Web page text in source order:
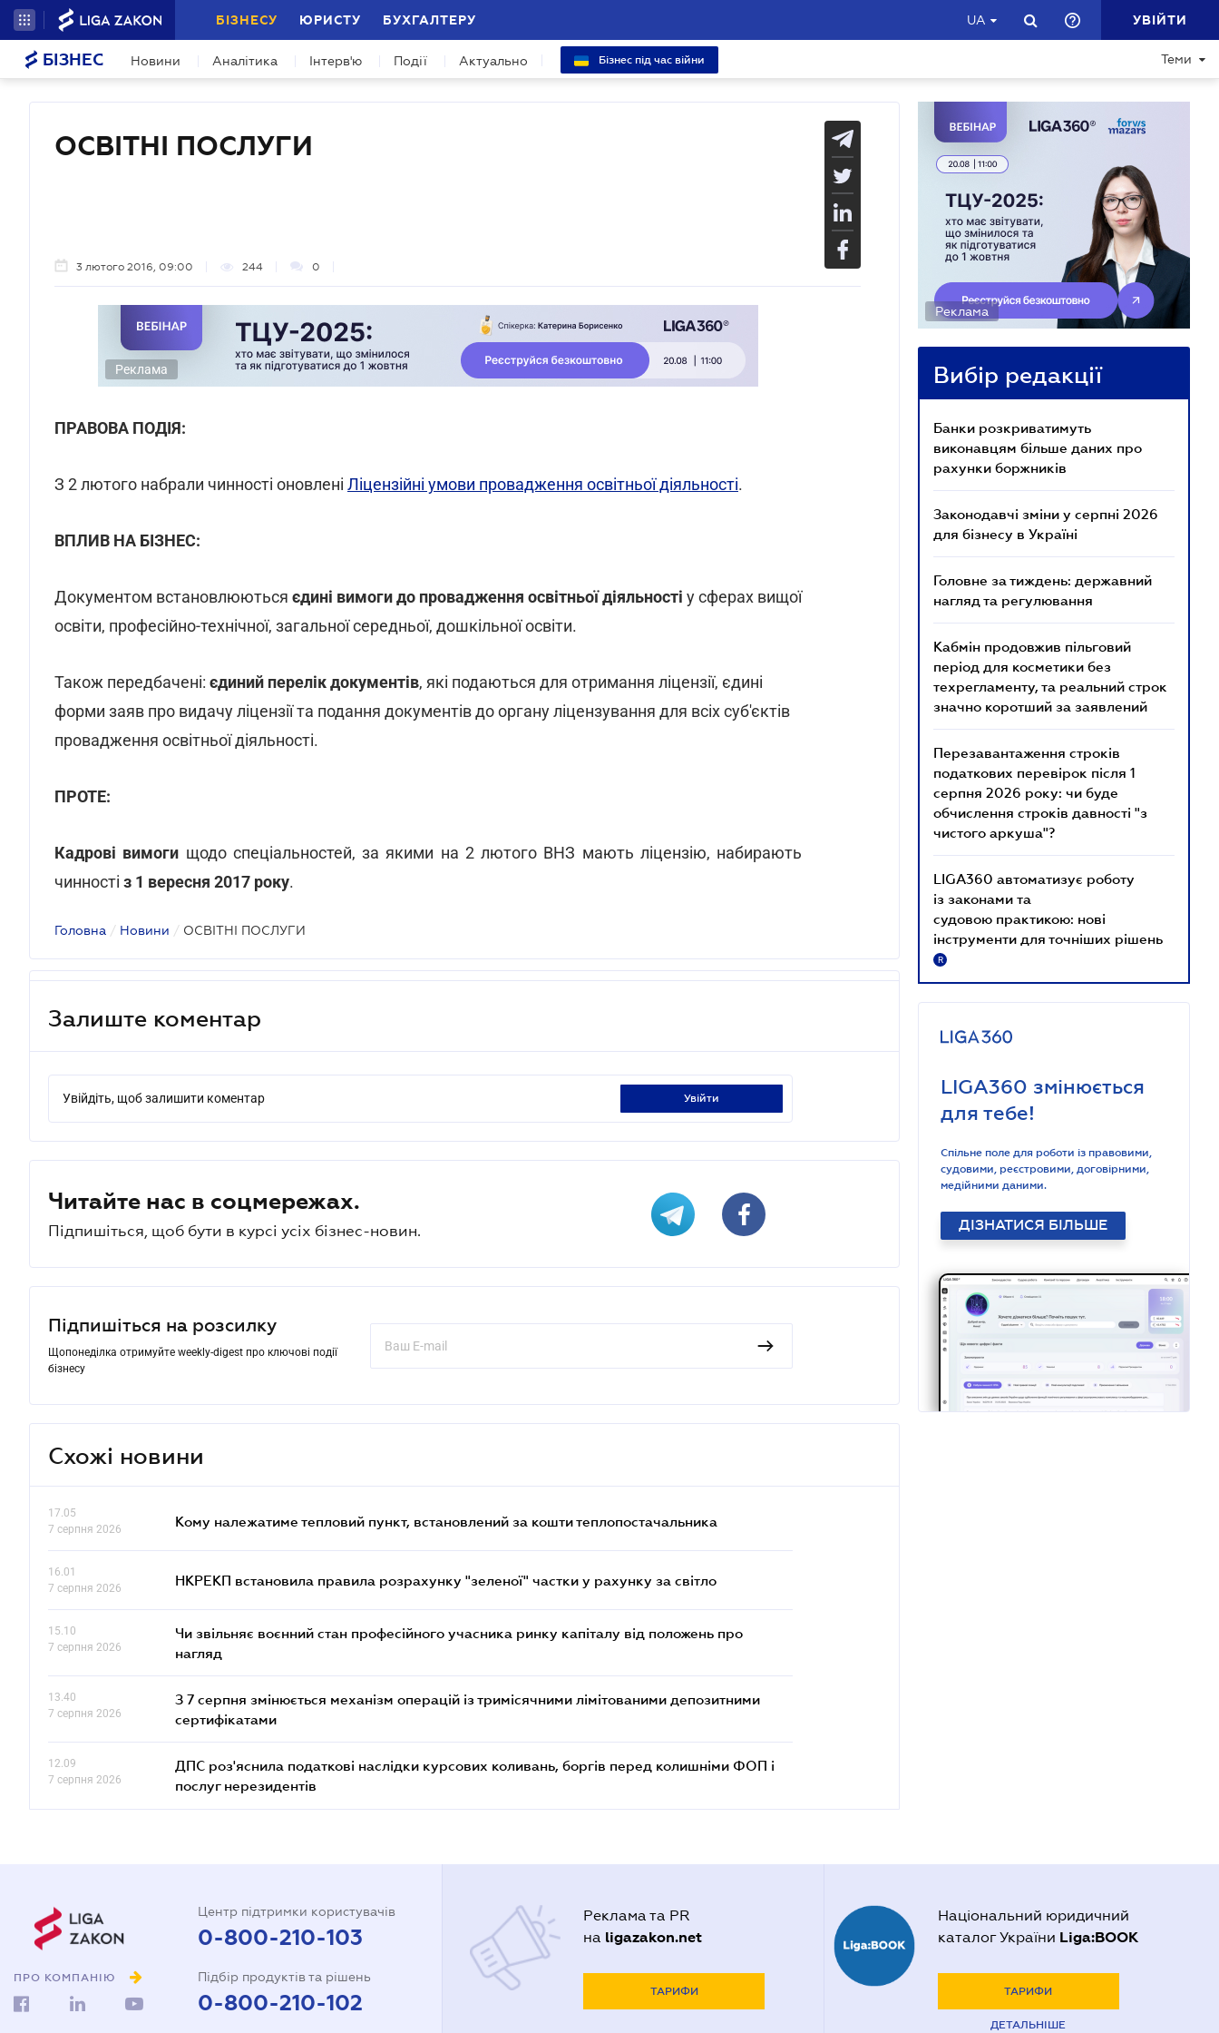
БІЗНЕСУ ЮРИСТУ БУХГАЛТЕРУ UA УВІЙТИ
БІЗНЕС Новини Аналітика Інтерв'ю Події Актуально Бізнес під час війни Теми
ОСВІТНІ ПОСЛУГИ
3 лютого 2016, 09:00 244 0
Реклама
ПРАВОВА ПОДІЯ:
З 2 лютого набрали чинності оновлені Ліцензійні умови провадження освітньої діяльності.
ВПЛИВ НА БІЗНЕС:
Документом встановлюються єдині вимоги до провадження освітньої діяльності у сферах вищої
освіти, професійно-технічної, загальної середньої, дошкільної освіти.
Також передбачені: єдиний перелік документів, які подаються для отримання ліцензії, єдині
форми заяв про видачу ліцензії та подання документів до органу ліцензування для всіх суб'єктів
провадження освітньої діяльності.
ПРОТЕ:
Кадрові вимоги щодо спеціальностей, за якими на 2 лютого ВНЗ мають ліцензію, набирають
чинності з 1 вересня 2017 року.
Головна / Новини / ОСВІТНІ ПОСЛУГИ
Залиште коментар
Увійдіть, щоб залишити коментар увійти
Читайте нас в соцмережах.
Підпишіться, щоб бути в курсі усіх бізнес-новин.
Підпишіться на розсилку
Щопонеділка отримуйте weekly-digest про ключові події
бізнесу
Схожі новини
17.05
7 серпня 2026
Кому належатиме тепловий пункт, встановлений за кошти теплопостачальника
16.01
7 серпня 2026
НКРЕКП встановила правила розрахунку "зеленої" частки у рахунку за світло
15.10
7 серпня 2026
Чи звільняє воєнний стан професійного учасника ринку капіталу від положень про
нагляд
13.40
7 серпня 2026
З 7 серпня змінюється механізм операцій із тримісячними лімітованими депозитними
сертифікатами
12.09
7 серпня 2026
ДПС роз'яснила податкові наслідки курсових коливань, боргів перед колишніми ФОП і
послуг нерезидентів
Реклама
Вибір редакції
Банки розкриватимуть
виконавцям більше даних про
рахунки боржників
Законодавчі зміни у серпні 2026
для бізнесу в Україні
Головне за тиждень: державний
нагляд та регулювання
Кабмін продовжив пільговий
період для косметики без
техрегламенту, та реальний строк
значно коротший за заявлений
Перезавантаження строків
податкових перевірок після 1
серпня 2026 року: чи буде
обчислення строків давності "з
чистого аркуша"?
LIGA360 автоматизує роботу
із законами та
судовою практикою: нові
інструменти для точніших рішень
R
LIGA360 змінюється
для тебе!
Спільне поле для роботи із правовими,
судовими, реєстровими, договірними,
медійними даними.
ДІЗНАТИСЯ БІЛЬШЕ
ПРО КОМПАНІЮ
Центр підтримки користувачів
0-800-210-103
Підбір продуктів та рішень
0-800-210-102
Реклама та PR
на ligazakon.net
ТАРИФИ
Національний юридичний
каталог України Liga:BOOK
ТАРИФИ
ДЕТАЛЬНІШЕ